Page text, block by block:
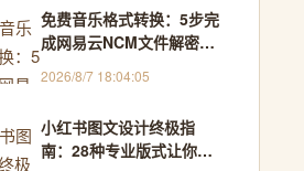
免费音乐格式转换：5步完
成网易云NCM文件解密，
方案
2026/8/7 18:04:05
小红书图文设计终极指
南：28种专业版式让你的